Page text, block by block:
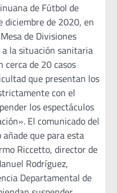
de Fútbol de
diciembre de 2020, en
de Divisiones
la situación sanitaria
cerca de 20 casos
que presentan los
con el
los espectáculos
El comunicado del
que para esta
Riccetto, director de
Rodríguez,
Departamental de